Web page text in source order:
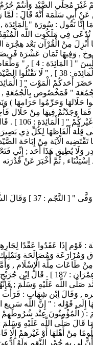
غَيْرَ مُحِلِّي الصَّيْدِ وَأَنتُمْ
أَبِي سَلَمَة أَنَّهُ قَالَ :
نَقُول : سُورَة "
فِي مَلَكُوت اللَّه
أُنْزِلَ عَام الْفَتْح وَهُوَ قَوْله تَعَالَى : " وَلَا يَجْرِمَنَّكُمْ
, وَفِيهَا ثَمَان عَشْرَة
, أَمَّا مَا جَاءَ فِي سُورَة " الْجُمُعَة
حَلَالهَا وَحَرِّمُوا حَرَامهَا
وَجَدْتُمْ فِيهَا مِنْ حَلَال
يُنْسَخ مِنْ هَذِهِ
مَعَانِيهَا عَلَى قِلَّة أَلْفَاظهَا
مَا تَقْتَضِيه الْآيَة مِنْ
وَلَا يُطِيق هَذَا أَحَد ;
يُقَال : وَفَى وَأَوْفَى لُغَتَانِ :
إِذَا عَقَدُوا عَقْدًا لِجَارِهِمُ
وَمُصَالَحَة
مِلَّة الْإِسْلَام , وَأَمَّا
قِيلَ : إِنَّ الْآيَة نَزَلَتْ فِي أَهْل الْكِتَاب ; لِقَوْلِهِ
صَلَّى اللَّه عَلَيْهِ وَسَلَّمَ ;
, وَقَالَ اِبْن شِهَاب :
: ( الْمُؤْمِنُونَ عِنْد
قَالَ صَلَّى اللَّه عَلَيْهِ
مِنْ أَهْلهَا أَوْ غَيْرهمْ
بِهِ حُمْر النَّعَم وَلَوْ ادُّعِيَ